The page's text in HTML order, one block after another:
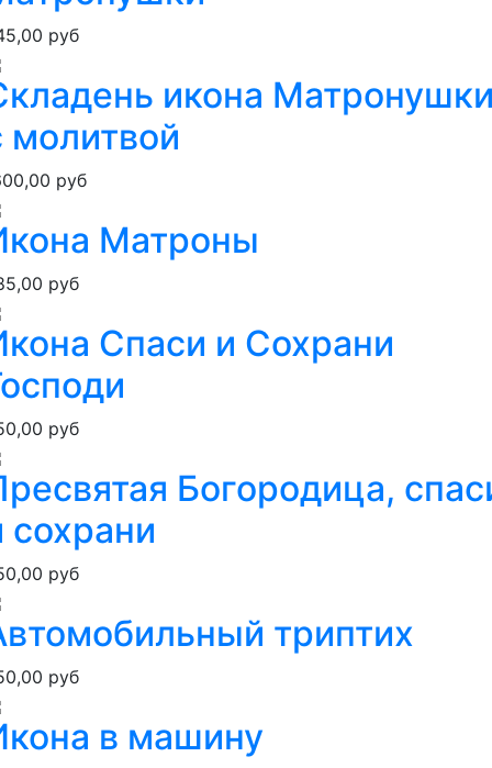
руб
икона
молитвой
руб
Матроны
руб
Спаси и Сохрани
руб
Богородица,
сохрани
руб
триптих
руб
в машину